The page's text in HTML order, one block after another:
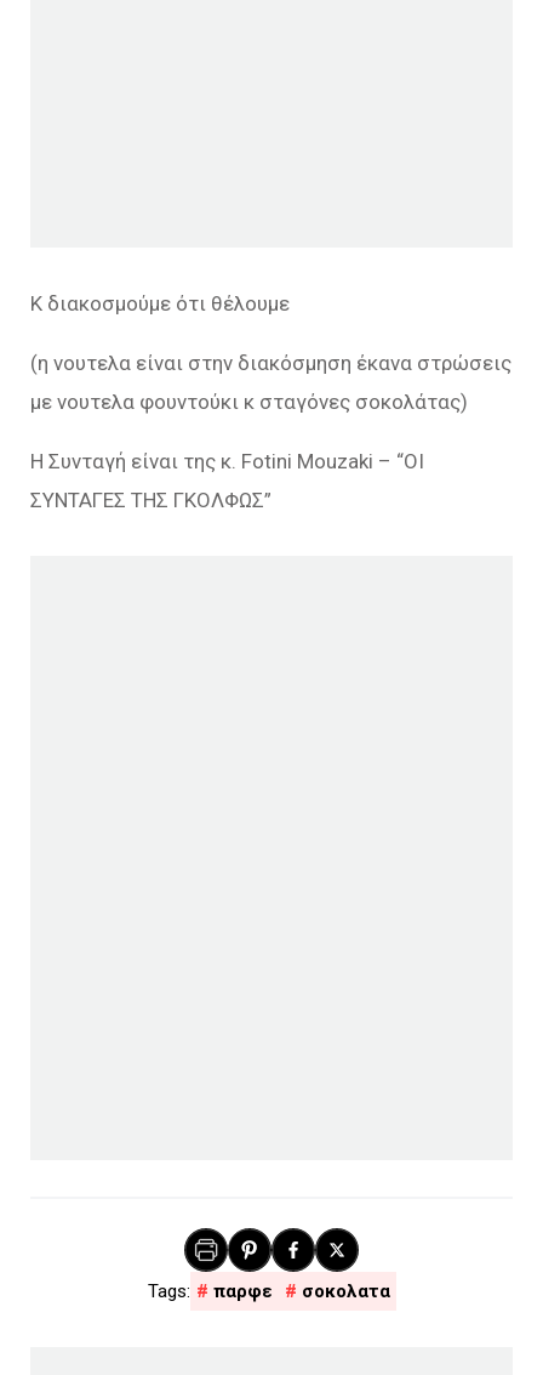
Κ διακοσμούμε ότι θέλουμε
(η νουτελα είναι στην διακόσμηση έκανα στρώσεις
με νουτελα φουντούκι κ σταγόνες σοκολάτας)
Η Συνταγή είναι της κ. Fotini Mouzaki – “ΟΙ
ΣΥΝΤΑΓΕΣ ΤΗΣ ΓΚΟΛΦΩΣ”
παρφε σοκολατα